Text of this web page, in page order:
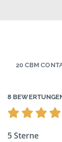
20 CBM
8
5 Sterne